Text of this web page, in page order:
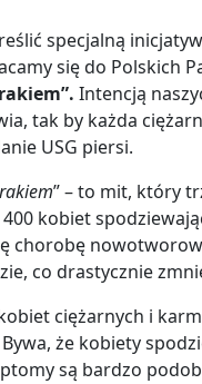
specjalną
się do Polskich
Intencją
tak by każda
USG piersi.
” – to mit, który
kobiet
chorobę
co drastycznie
ciężarnych i
że kobiety
są bardzo